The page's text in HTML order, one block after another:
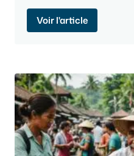
Voir l'article